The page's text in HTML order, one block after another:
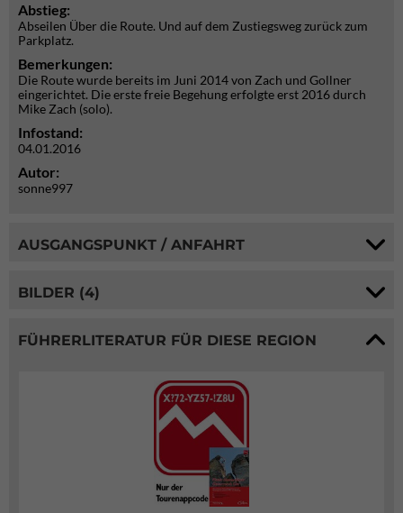
Abstieg:
Abseilen Über die Route. Und auf dem Zustiegsweg zurück zum
Parkplatz.
Bemerkungen:
Die Route wurde bereits im Juni 2014 von Zach und Gollner
eingerichtet. Die erste freie Begehung erfolgte erst 2016 durch
Mike Zach (solo).
Infostand:
04.01.2016
Autor:
sonne997
AUSGANGSPUNKT / ANFAHRT
BILDER (4)
FÜHRERLITERATUR FÜR DIESE REGION